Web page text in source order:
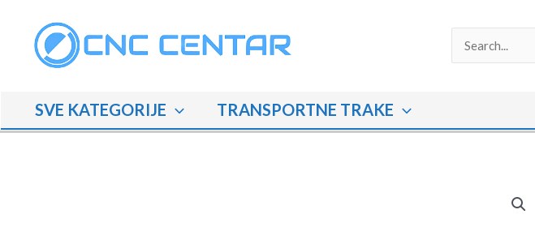
content
Search
SVE KATEGORIJE TRANSPORTNE TRAKE